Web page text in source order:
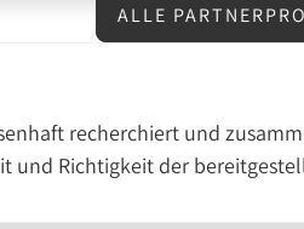
ALLE
recherchiert und
und Richtigkeit der